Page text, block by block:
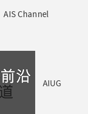
AIS Channel
AIUG